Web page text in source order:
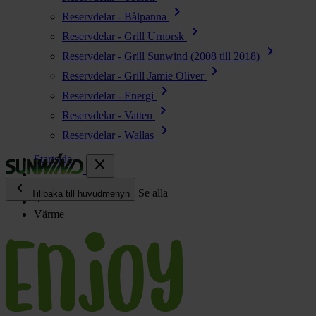
Reservdelar - Bålpanna chevron_right
Reservdelar - Grill Urnorsk chevron_right
Reservdelar - Grill Sunwind (2008 till 2018) chevron_right
Reservdelar - Grill Jamie Oliver chevron_right
Reservdelar - Energi chevron_right
Reservdelar - Vatten chevron_right
Reservdelar - Wallas
chevron_right
close
chevron_left
Tillbaka till huvudmenyn Se alla
Kök & Gasol chevron_right
Värme
Vatten chevron_right
Startsida
Värme